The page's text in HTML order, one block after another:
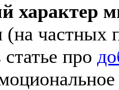
характер
(на
про